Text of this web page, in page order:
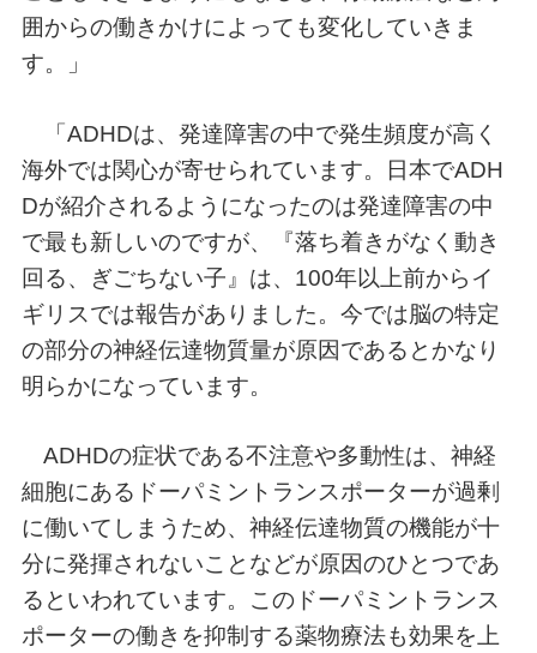
囲からの働きかけによっても変化していきま
す。」
「ADHDは、発達障害の中で発生頻度が高く
海外では関心が寄せられています。日本でADH
Dが紹介されるようになったのは発達障害の中
で最も新しいのですが、『落ち着きがなく動き
回る、ぎごちない子』は、100年以上前からイ
ギリスでは報告がありました。今では脳の特定
の部分の神経伝達物質量が原因であるとかなり
明らかになっています。
ADHDの症状である不注意や多動性は、神経
細胞にあるドーパミントランスポーターが過剰
に働いてしまうため、神経伝達物質の機能が十
分に発揮されないことなどが原因のひとつであ
るといわれています。このドーパミントランス
ポーターの働きを抑制する薬物療法も効果を上